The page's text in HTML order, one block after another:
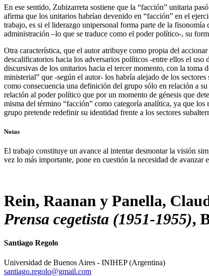
En ese sentido, Zubizarreta sostiene que la “facción” unitaria
afirma que los unitarios habrían devenido en “facción” en el
trabajo, es si el liderazgo unipersonal forma parte de la
administración –lo que se traduce como el poder político-, su
Otra característica, que el autor atribuye como propia del
descalificatorios hacia los adversarios políticos -entre ellos el
discursivas de los unitarios hacia el tercer momento, con la
ministerial” que -según el autor- los habría alejado de los
como consecuencia una definición del grupo sólo en relación a
relación al poder político que por un momento de génesis que
misma del término “facción” como categoría analítica, ya que
grupo pretende redefinir su identidad frente a los sectores
Notas
El trabajo constituye un avance al intentar desmontar la visión
vez lo más importante, pone en cuestión la necesidad de
Rein, Raanan y Panella,
Prensa cegetista (1951-1955),
Santiago Regolo
Universidad de Buenos Aires - INIHEP (Argentina)
santiago.regolo@gmail.com